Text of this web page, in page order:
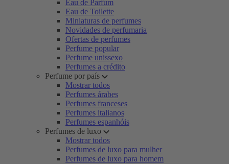
Eau de Parfum
Eau de Toilette
Miniaturas de perfumes
Novidades de perfumaria
Ofertas de perfumes
Perfume popular
Perfume unissexo
Perfumes a crédito
Perfume por país
Mostrar todos
Perfumes árabes
Perfumes franceses
Perfumes italianos
Perfumes espanhóis
Perfumes de luxo
Mostrar todos
Perfumes de luxo para mulher
Perfumes de luxo para homem